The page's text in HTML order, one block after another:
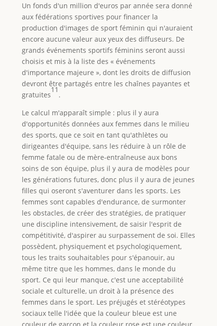
Un fonds d'un million d'euros par année sera donné
aux fédérations sportives pour financer la
production d'images de sport féminin qui n'auraient
encore aucune valeur aux yeux des diffuseurs. De
grands événements sportifs féminins seront aussi
choisis et mis à la liste des « événements
d'importance majeure », dont les droits de diffusion
devront être partagés entre les chaînes payantes et
gratuites
11
.
Le calcul m'apparaît simple : plus il y aura
d'opportunités données aux femmes dans le milieu
des sports, que ce soit en tant qu'athlètes ou
dirigeantes d'équipe, sans les réduire à un rôle de
femme fatale ou de mère-entraîneuse aux bons
soins de son équipe, plus il y aura de modèles pour
les générations futures, donc plus il y aura de jeunes
filles qui oseront s'aventurer dans les sports. Les
femmes sont capables d'endurance, de surmonter
les obstacles, de créer des stratégies, de pratiquer
une discipline intensivement, de saisir l'esprit de
compétitivité, d'aspirer au surpassement de soi. Elles
possèdent, physiquement et psychologiquement,
tous les traits souhaitables pour s'épanouir, au
même titre que les hommes, dans le monde du
sport. Ce qui leur manque, c'est une acceptabilité
sociale et culturelle, un droit à la présence des
femmes dans le sport. Les préjugés et stéréotypes
sociaux telle l'idée que la couleur bleue est une